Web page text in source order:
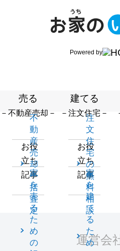
Powered by
売る
－不動産売却－
不
動
産
売
却
一
括
査
定
お役
立ち
記事
家
を
売
る
た
め
の
建てる
－注文住宅－
注
文
住
宅
の
無
料
相
談
お役
立ち
記事
家
を
建
て
る
た
め
運営会